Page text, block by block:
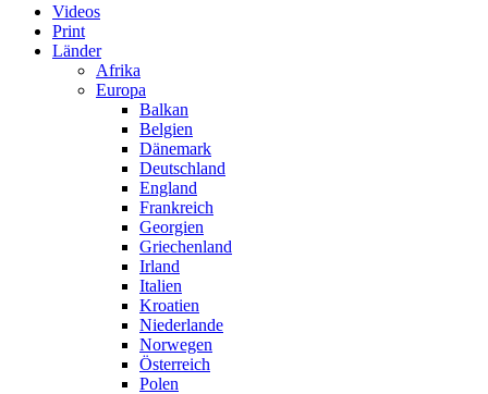
Videos
Print
Länder
Afrika
Europa
Balkan
Belgien
Dänemark
Deutschland
England
Frankreich
Georgien
Griechenland
Irland
Italien
Kroatien
Niederlande
Norwegen
Österreich
Polen